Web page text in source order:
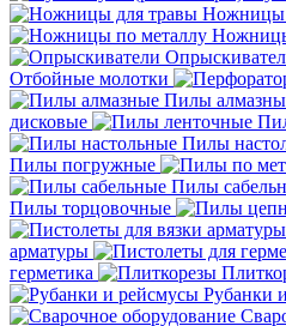
Ножницы
Отбойные молотки
Пилы
дисковые
Пилы
Пилы погружные
Пилы
Пилы торцовочные
арматуры
герметика
Рубанки